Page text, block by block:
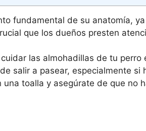
fundamental de su anatomía,
que los dueños presten
las almohadillas de tu perro
salir a pasear, especialmente
toalla y asegúrate de que no